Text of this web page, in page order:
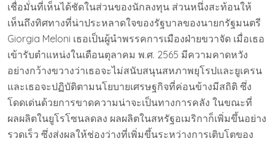
เชื่อมั่นที่เห็นได้ชัดในส่วนของนักลงทุน ส่วนหนึ่งสะท้อนให้
เห็นถึงทิศทางที่น่าประหลาดใจของรัฐบาลของนายกรัฐมนตรี
Giorgia Meloni เธอเป็นผู้นำพรรคการเมืองฝ่ายขวาจัด เมื่อเธอ
เข้ารับตำแหน่งในเดือนตุลาคม พ.ศ. 2565 มีความคาดหวัง
อย่างกว้างขวางว่าเธอจะไม่สนับสนุนสหภาพยุโรปและยูเครน
และเธอจะปฏิบัติตามนโยบายเศรษฐกิจที่ค่อนข้างมีสถิติ ซึ่ง
โดดเด่นด้วยการขาดความน่าจะเป็นทางการคลัง ในขณะที่
ผลผลิตในยูโรโซนลดลง ผลผลิตในสหรัฐอเมริกาก็เพิ่มขึ้นอย่าง
รวดเร็ว ซึ่งส่งผลให้ช่องว่างที่เพิ่มขึ้นระหว่างการเติบโตของ